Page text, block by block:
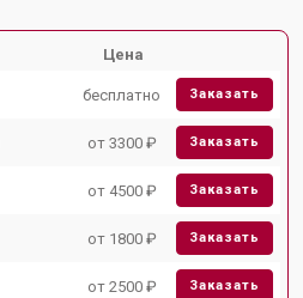
Цена
бесплатно Заказать
от 3300 ₽ Заказать
от 4500 ₽ Заказать
от 1800 ₽ Заказать
от 2500 ₽ Заказать